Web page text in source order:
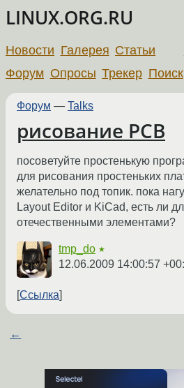
LINUX.ORG.RU
Новости Галерея Статьи
Форум Опросы Трекер Поиск
Форум — Talks
рисование PCB
посоветуйте простенькую
для рисования простеньких
желательно под топик. пока
Layout Editor и KiCad, есть ли
отечественными элементами?
tmp_do ★
12.06.2009 14:00:57
Ссылка
←